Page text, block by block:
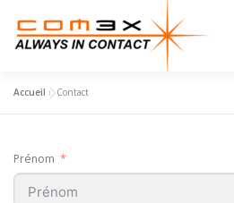
contenu
NOS SERVICES MÉTIERS
Accueil »Contact
Prénom